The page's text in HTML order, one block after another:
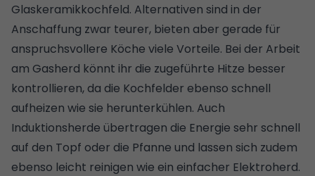
Glaskeramikkochfeld. Alternativen sind in der
Anschaffung zwar teurer, bieten aber gerade für
anspruchsvollere Köche viele Vorteile. Bei der Arbeit
am Gasherd könnt ihr die zugeführte Hitze besser
kontrollieren, da die Kochfelder ebenso schnell
aufheizen wie sie herunterkühlen. Auch
Induktionsherde übertragen die Energie sehr schnell
auf den Topf oder die Pfanne und lassen sich zudem
ebenso leicht reinigen wie ein einfacher Elektroherd.